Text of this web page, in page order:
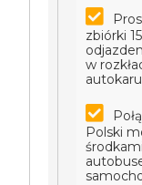
zbiórki
w
Polski